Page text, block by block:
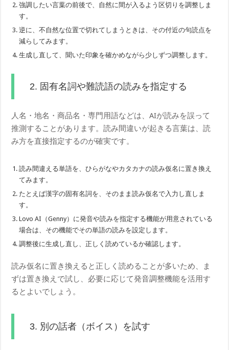
強調したい言葉の前後で、自然に間が入るよう区切りを調整しま
す。
逆に、不自然な位置で切れてしまうときは、その付近の句読点を
減らしてみます。
生成し直して、聞いた印象を確かめながら少しずつ調整します。
2. 固有名詞や難読語の読みを指定する
人名・地名・商品名・専門用語などは、AIが読みを誤って
推測することがあります。読み間違いが起きる言葉は、読
み方を直接指定するのが確実です。
読み間違える単語を、ひらがなやカタカナの読み仮名に置き換え
てみます。
たとえば漢字の固有名詞を、そのまま読み仮名で入力し直しま
す。
Lovo AI（Genny）に発音や読みを指定する機能が用意されている
場合は、その機能でその単語の読みを設定します。
調整後に生成し直し、正しく読めているか確認します。
読み仮名に置き換えると正しく読めることが多いため、ま
ずは置き換えで試し、必要に応じて発音調整機能を活用す
るとよいでしょう。
3. 別の話者（ボイス）を試す